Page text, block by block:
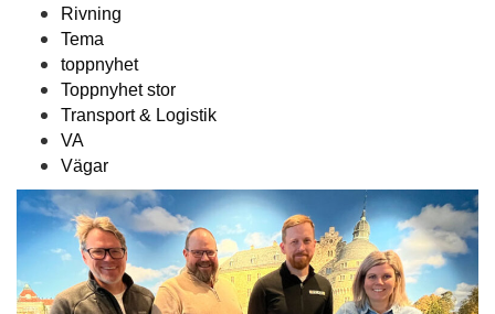
Rivning
Tema
toppnyhet
Toppnyhet stor
Transport & Logistik
VA
Vägar